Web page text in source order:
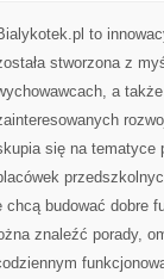
to
stworzona z
a
się na tematyce
budować dobre
znaleźć porady,